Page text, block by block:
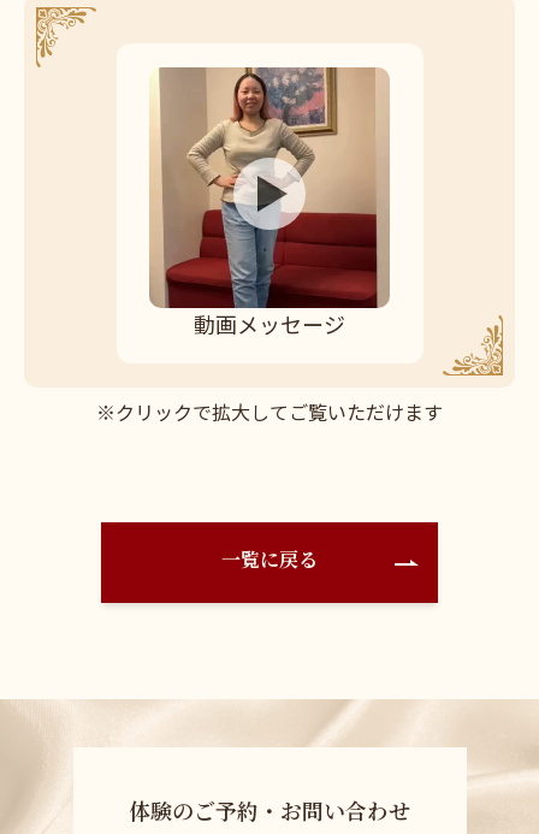
動画メッセージ
※クリックで拡大してご覧いただけます
一覧に戻る
体験のご予約・お問い合わせ